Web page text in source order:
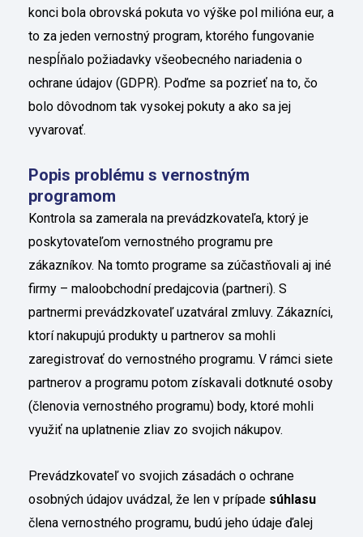
konci bola obrovská pokuta vo výške pol milióna eur, a
to za jeden vernostný program, ktorého fungovanie
nespĺňalo požiadavky všeobecného nariadenia o
ochrane údajov (GDPR). Poďme sa pozrieť na to, čo
bolo dôvodnom tak vysokej pokuty a ako sa jej
vyvarovať.
Popis problému s vernostným
programom
Kontrola sa zamerala na prevádzkovateľa, ktorý je
poskytovateľom vernostného programu pre
zákazníkov. Na tomto programe sa zúčastňovali aj iné
firmy – maloobchodní predajcovia (partneri). S
partnermi prevádzkovateľ uzatváral zmluvy. Zákazníci,
ktorí nakupujú produkty u partnerov sa mohli
zaregistrovať do vernostného programu. V rámci siete
partnerov a programu potom získavali dotknuté osoby
(členovia vernostného programu) body, ktoré mohli
využiť na uplatnenie zliav zo svojich nákupov.
Prevádzkovateľ vo svojich zásadách o ochrane
osobných údajov uvádzal, že len v prípade súhlasu
člena vernostného programu, budú jeho údaje ďalej